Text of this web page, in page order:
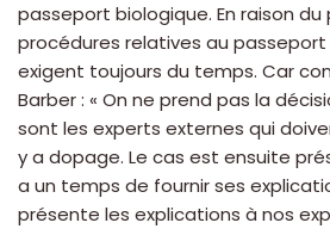
passeport biologique. En raison
procédures relatives au
exigent toujours du temps. Car
Barber : « On ne prend pas la
sont les experts externes qui
y a dopage. Le cas est ensuite
a un temps de fournir ses
présente les explications à nos